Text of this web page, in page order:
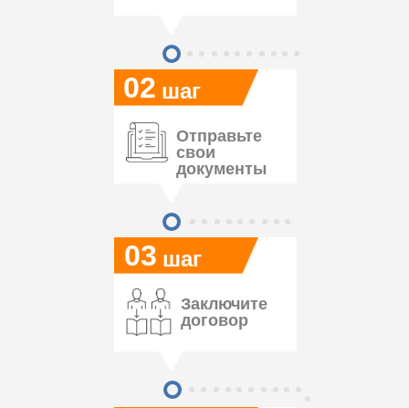
03
02 шаг
шаг
Отправьте
свои
документы
Заключите
договор